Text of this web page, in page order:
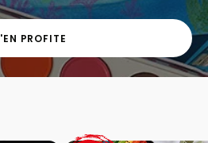
PROFITE